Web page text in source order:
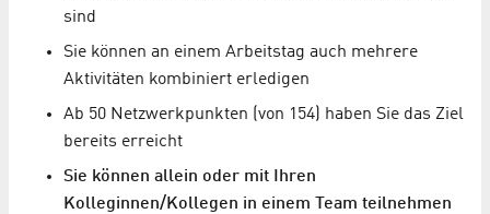
sind
Sie können an einem Arbeitstag auch mehrere
Aktivitäten kombiniert erledigen
Ab 50 Netzwerkpunkten (von 154) haben Sie das Ziel
bereits erreicht
Sie können allein oder mit Ihren
Kolleginnen/Kollegen in einem Team teilnehmen